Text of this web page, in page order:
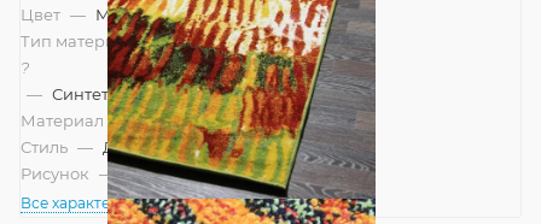
Цвет — Мультиколор
Тип материала
?
— Синтетический
Материал — Полипропилен
Стиль — Детский, Современный
Рисунок — Абстракция
Все характеристики